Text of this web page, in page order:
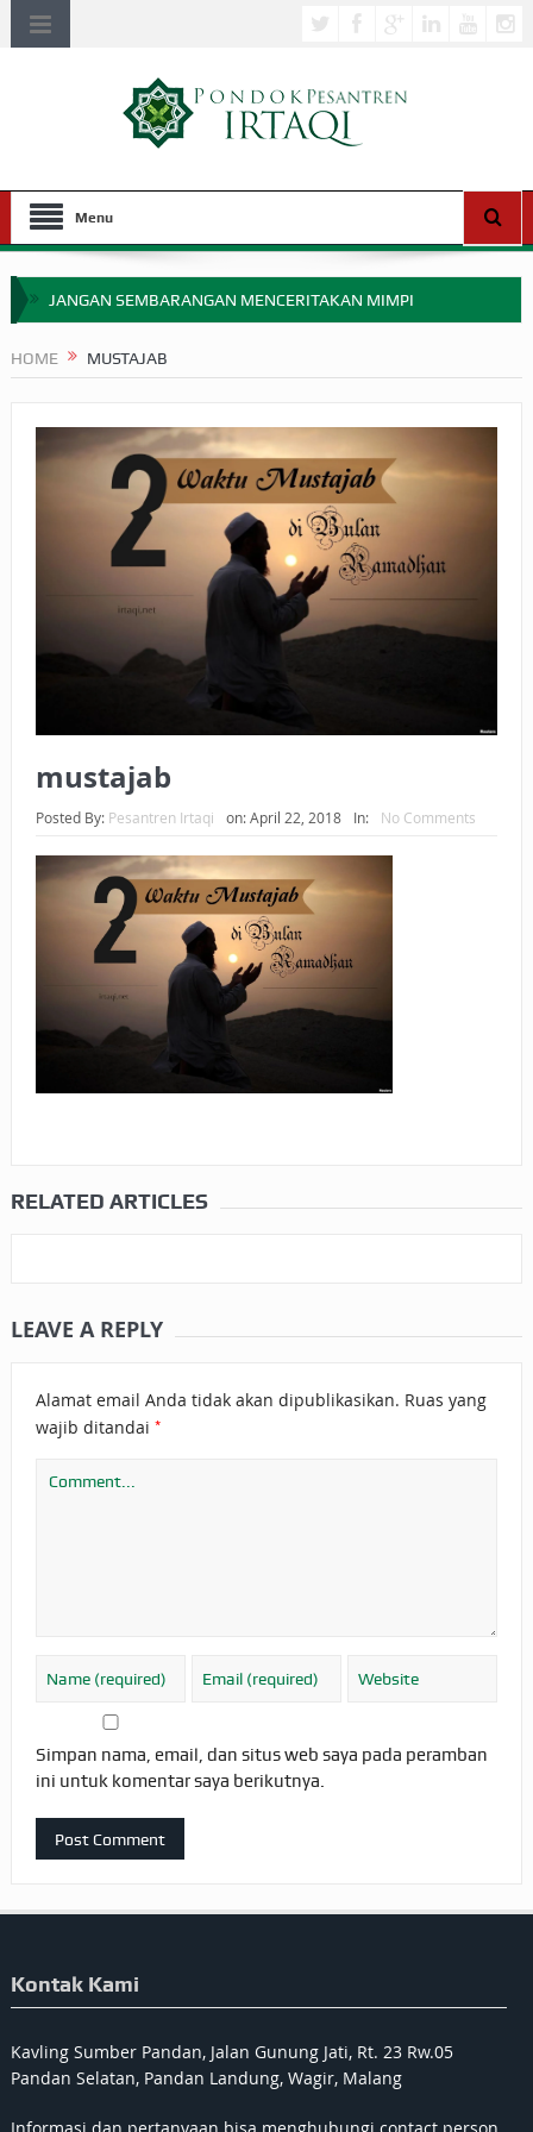
Menu
JANGAN SEMBARANGAN MENCERITAKAN MIMPI
APA HUKUM MEMPERCEPAT PEMBAYARAN ZAKAT
SEBELUM TIBA SAAT WAJIB?
HAKIKAT NIKMAT DI DUNIA!
BAGAIMANA CARA MEMBAYAR ZAKAT UANG?
UANG HARAM BISA MENJADI HALAL JIKA SEBAB
KEPEMILIKANNYA BERUBAH
ISTIDLAL BATIL VS ISTIDLAL SYAR’I
HUKUM MEMBAYAR ZAKAT DENGAN CARA MENGANGSUR
HOME MUSTAJAB
mustajab
Posted By: Pesantren Irtaqi on:April 22, 2018 In: No Comments
RELATED ARTICLES
LEAVE A REPLY
Alamat email Anda tidak akan dipublikasikan. Ruas yang
wajib ditandai *
Simpan nama, email, dan situs web saya pada peramban
ini untuk komentar saya berikutnya.
Kontak Kami
Kavling Sumber Pandan, Jalan Gunung Jati, Rt. 23 Rw.05
Pandan Selatan, Pandan Landung, Wagir, Malang